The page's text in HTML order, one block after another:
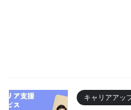
キャリアアッ